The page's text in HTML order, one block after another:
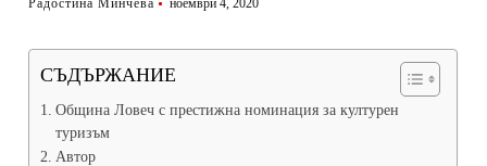
Радостина Минчева ноември 4, 2020
СЪДЪРЖАНИЕ
Община Ловеч с престижна номинация за културен
туризъм
Автор